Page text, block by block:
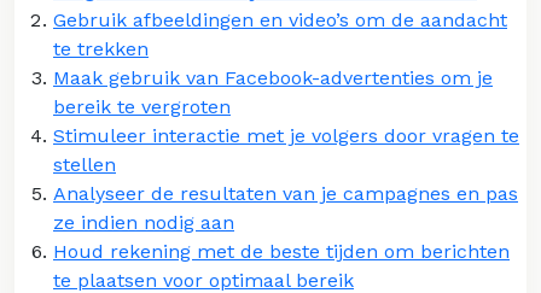
Gebruik afbeeldingen en video’s om de aandacht
te trekken
Maak gebruik van Facebook-advertenties om je
bereik te vergroten
Stimuleer interactie met je volgers door vragen te
stellen
Analyseer de resultaten van je campagnes en pas
ze indien nodig aan
Houd rekening met de beste tijden om berichten
te plaatsen voor optimaal bereik